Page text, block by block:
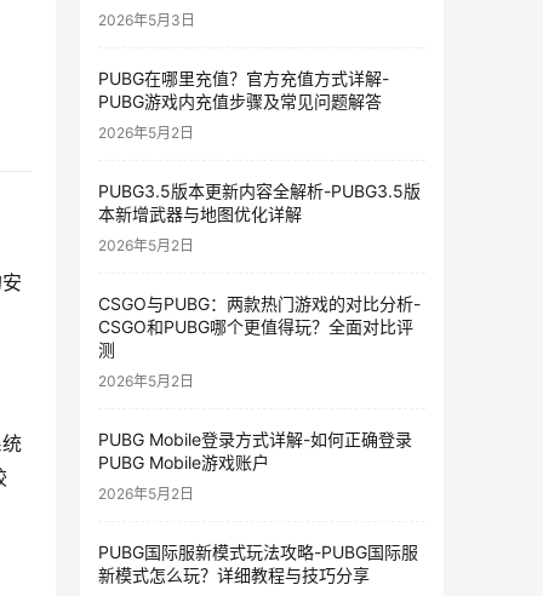
2026年5月3日
PUBG在哪里充值？官方充值方式详解-
PUBG游戏内充值步骤及常见问题解答
2026年5月2日
PUBG3.5版本更新内容全解析-PUBG3.5版
本新增武器与地图优化详解
2026年5月2日
CSGO与PUBG：两款热门游戏的对比分析-
CSGO和PUBG哪个更值得玩？全面对比评
测
2026年5月2日
PUBG Mobile登录方式详解-如何正确登录
PUBG Mobile游戏账户
2026年5月2日
PUBG国际服新模式玩法攻略-PUBG国际服
新模式怎么玩？详细教程与技巧分享